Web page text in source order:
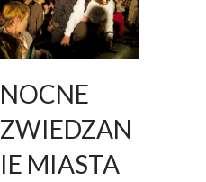
NOCNE
ZWIEDZAN
IE MIASTA